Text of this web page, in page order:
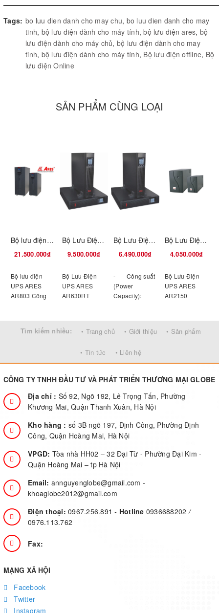
Tags: bo luu dien danh cho may chu, bo luu dien danh cho may
tinh, bộ lưu diện dành cho máy tính,bộ lưu điện ares, bộ
lưu điện dành cho máy chủ, bộ lưu điện dành cho may
tinh, bộ lưu điện dành cho máy tính, Bộ lưu điện offline, Bộ
lưu điện Online
SẢN PHẨM CÙNG LOẠI
Bộ lưu điện UPS ARES AR803
21.500.000₫
Bộ lưu điện
UPS ARES
AR803 Công
Sóng sine chuẩn
quy Tùy chọn ắc quy trong / ắc quy
ngoài
Bộ Lưu Điện UPS ARES AR630RT 3000VA
9.500.000₫
Bộ Lưu Điện
UPS ARES
AR630RT
Capacity):
- Công
nghệ
(Technology):
LINE
INTERACTIVE.
- Thời gian
lưu điện tối đa
cho 06 PC: 30
phút.
Bộ Lưu Điện UPS ARES AR620RT 2000VA
6.490.000₫
- Công suất
(Power
Capacity):
(Technology):
INTERACTIVE.
- Thời gian
lưu điện tối đa
cho 04 PC: 30
phút.
Bộ Lưu Điện UPS ARES AR2150 1500VA
4.050.000₫
Bộ Lưu Điện
UPS ARES
AR2150
gian lưu điện:
Tìm kiếm nhiều: • Trang chủ • Giới thiệu • Sản phẩm
• Tin tức • Liên hệ
CÔNG TY TNHH ĐẦU TƯ VÀ PHÁT TRIỂN THƯƠNG MẠI GLOBE
Địa chỉ : Số 92, Ngõ 192, Lê Trọng Tấn, Phường
Khương Mai, Quận Thanh Xuân, Hà Nội
Kho hàng : số 3B ngõ 197, Định Công, Phường Định
Công, Quận Hoàng Mai, Hà Nội
VPGD: Tòa nhà HH02 – 32 Đại Từ - Phường Đại Kim -
Quận Hoàng Mai – tp Hà Nội
Email: annguyenglobe@gmail.com -
khoaglobe2012@gmail.com
Điện thoại: 0967.256.891- Hotline 0936688202/
0976.113.762
Fax:
MẠNG XÃ HỘI
Facebook
Twitter
Instagram